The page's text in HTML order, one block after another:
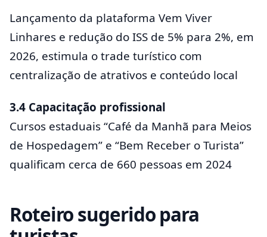
Lançamento da plataforma Vem Viver
Linhares e redução do ISS de 5% para 2%, em
2026, estimula o trade turístico com
centralização de atrativos e conteúdo local
3.4 Capacitação profissional
Cursos estaduais “Café da Manhã para Meios
de Hospedagem” e “Bem Receber o Turista”
qualificam cerca de 660 pessoas em 2024
Roteiro sugerido para